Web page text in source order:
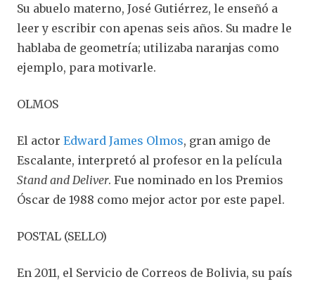
Su abuelo materno, José Gutiérrez, le enseñó a
leer y escribir con apenas seis años. Su madre le
hablaba de geometría; utilizaba naranjas como
ejemplo, para motivarle.
OLMOS
El actor Edward James Olmos, gran amigo de
Escalante, interpretó al profesor en la película
Stand and Deliver. Fue nominado en los Premios
Óscar de 1988 como mejor actor por este papel.
POSTAL (SELLO)
En 2011, el Servicio de Correos de Bolivia, su país